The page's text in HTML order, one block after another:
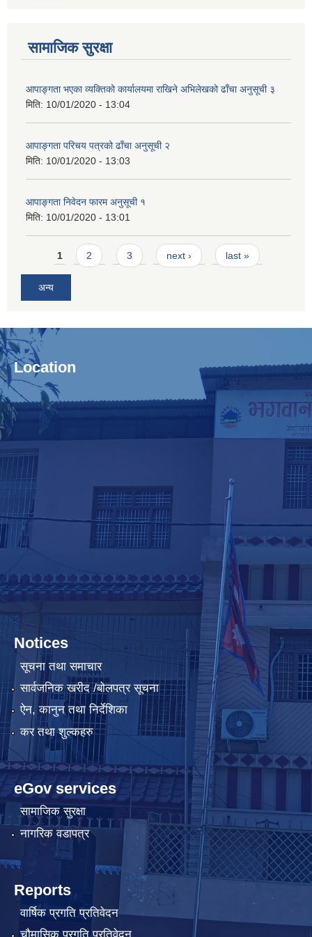
सामाजिक सुरक्षा
आपाङ्गता भएका व्यक्तिको कार्यालयमा राखिने अभिलेखको ढाँचा अनुसूची ३
मिति: 10/01/2020 - 13:04
आपाङ्गता परिचय पत्रको ढाँचा अनुसूची २
मिति: 10/01/2020 - 13:03
आपाङ्गता निवेदन फारम अनुसूची १
मिति: 10/01/2020 - 13:01
Pages
1 2 3 next › last »
अन्य
Location
Notices
सूचना तथा समाचार
सार्वजनिक खरीद /बोलपत्र सूचना
ऐन, कानुन तथा निर्देशिका
कर तथा शुल्कहरु
eGov services
सामाजिक सुरक्षा
नागरिक वडापत्र
Reports
वार्षिक प्रगति प्रतिवेदन